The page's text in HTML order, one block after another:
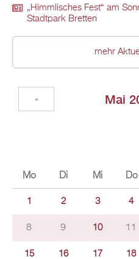
„Himmlisches Fest“ am
Stadtpark Bretten
mehr
Mai
«
Mo Di Mi Do
1 2 3 4
8 9 10 11
15 16 17 18